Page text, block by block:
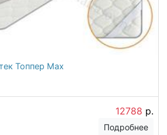
Топпер Max
12788 р.
Подробнее